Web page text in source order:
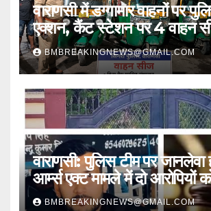
वाराणसी में डग्गामार वाहनों पर
एक्शन, कैंट स्टेशन पर 4 वाहन
सिस्टम भी जब्त
BMBREAKINGNEWS@GMAIL.COM
वाराणसी: पुलिस टीम पर जानलेवा
आर्म्स एक्ट मामले में दो आरोपियों
जमानत
BMBREAKINGNEWS@GMAIL.COM